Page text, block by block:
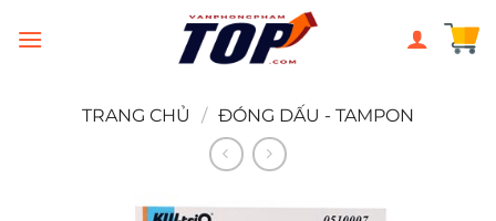
đến
TRANG CHỦ
/ ĐÓNG DẤU - TAMPON